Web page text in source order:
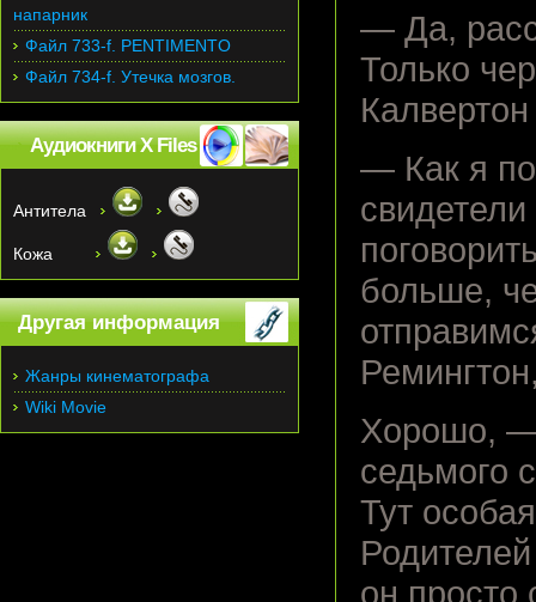
— Да,
Только
— Как я
больше,
Хорошо,
седьмого
Тут
он просто
напарник
Файл 733-f. PENTIMENTO
Файл 734-f. Утечка мозгов.
Аудиокниги X Files
Антитела
Кожа
Другая информация
Жанры кинематографа
Wiki Movie